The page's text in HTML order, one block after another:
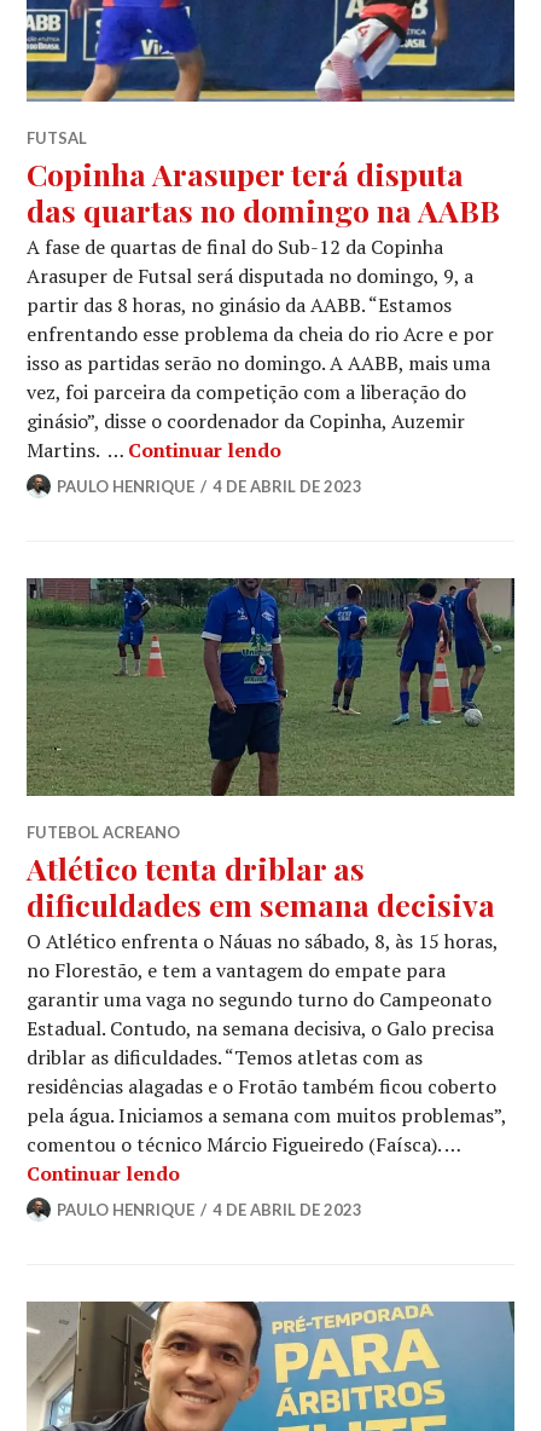
FUTSAL
Copinha Arasuper terá disputa
das quartas no domingo na AABB
A fase de quartas de final do Sub-12 da Copinha
Arasuper de Futsal será disputada no domingo, 9, a
partir das 8 horas, no ginásio da AABB. “Estamos
enfrentando esse problema da cheia do rio Acre e por
isso as partidas serão no domingo. A AABB, mais uma
vez, foi parceira da competição com a liberação do
ginásio”, disse o coordenador da Copinha, Auzemir
Martins. … Continuar lendo
PAULO HENRIQUE 4 DE ABRIL DE 2023
FUTEBOL ACREANO
Atlético tenta driblar as
dificuldades em semana decisiva
O Atlético enfrenta o Náuas no sábado, 8, às 15 horas,
no Florestão, e tem a vantagem do empate para
garantir uma vaga no segundo turno do Campeonato
Estadual. Contudo, na semana decisiva, o Galo precisa
driblar as dificuldades. “Temos atletas com as
residências alagadas e o Frotão também ficou coberto
pela água. Iniciamos a semana com muitos problemas”,
comentou o técnico Márcio Figueiredo (Faísca). …
Continuar lendo
PAULO HENRIQUE 4 DE ABRIL DE 2023